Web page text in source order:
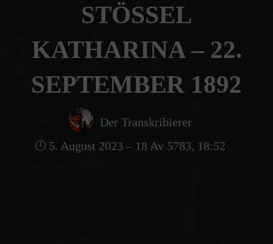
STÖSSEL
KATHARINA – 22.
SEPTEMBER 1892
Der Transkribierer
5. August 2023 – 18 Av 5783, 18:52